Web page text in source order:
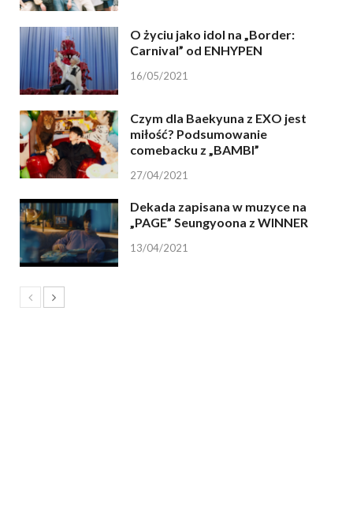
O życiu jako idol na „Border:
Carnival” od ENHYPEN
16/05/2021
Czym dla Baekyuna z EXO jest
miłość? Podsumowanie
comebacku z „BAMBI”
27/04/2021
Dekada zapisana w muzyce na
„PAGE” Seungyoona z WINNER
13/04/2021